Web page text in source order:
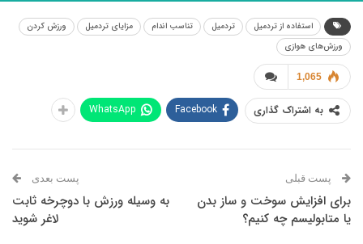
استفاده از تردمیل تردمیل تناسب اندام مزایای تردمیل
ورزش کردن
ورزش‌های هوازی
1,065
به اشتراک گذاری Facebook
WhatsApp
پست قبلی
برای افزایش سوخت و ساز بدن
یا متابولیسم چه کنیم؟
پست بعدی
به وسیله ورزش با دوچرخه ثابت
لاغر شوید